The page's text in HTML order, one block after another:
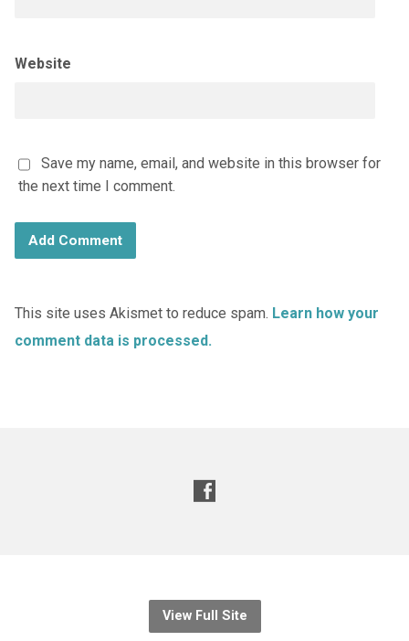
Website
Save my name, email, and website in this browser for
the next time I comment.
This site uses Akismet to reduce spam. Learn how your
comment data is processed.
View Full Site